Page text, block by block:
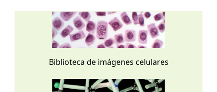
Biblioteca de imágenes celulares